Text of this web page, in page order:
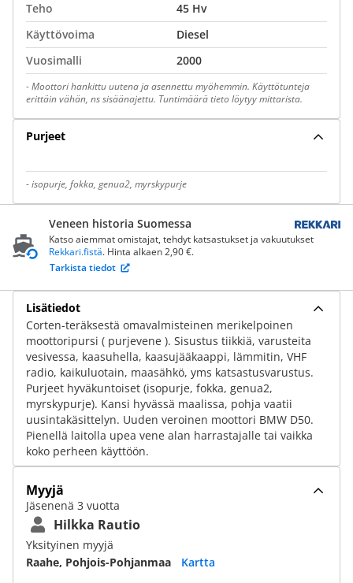
Teho
45 Hv
Käyttövoima
Diesel
Vuosimalli
2000
-Moottori hankittu uutena ja asennettu myöhemmin. Käyttötunteja
erittäin vähän, ns sisäänajettu. Tuntimäärä tieto löytyy mittarista.
Purjeet
-isopurje, fokka, genua2, myrskypurje
Veneen historia Suomessa
Katso aiemmat omistajat, tehdyt katsastukset ja vakuutukset
Rekkari.fistä. Hinta alkaen 2,90 €.
Tarkista tiedot
Lisätiedot
Corten-teräksestä omavalmisteinen merikelpoinen
moottoripursi ( purjevene ). Sisustus tiikkiä, varusteita
vesivessa, kaasuhella, kaasujääkaappi, lämmitin, VHF
radio, kaikuluotain, maasähkö, yms katsastusvarustus.
Purjeet hyväkuntoiset (isopurje, fokka, genua2,
myrskypurje). Kansi hyvässä maalissa, pohja vaatii
uusintakäsittelyn. Uuden veroinen moottori BMW D50.
Pienellä laitolla upea vene alan harrastajalle tai vaikka
koko perheen käyttöön.
Myyjä
Jäsenenä 3 vuotta
Hilkka Rautio
Yksityinen myyjä
Raahe, Pohjois-Pohjanmaa
Kartta